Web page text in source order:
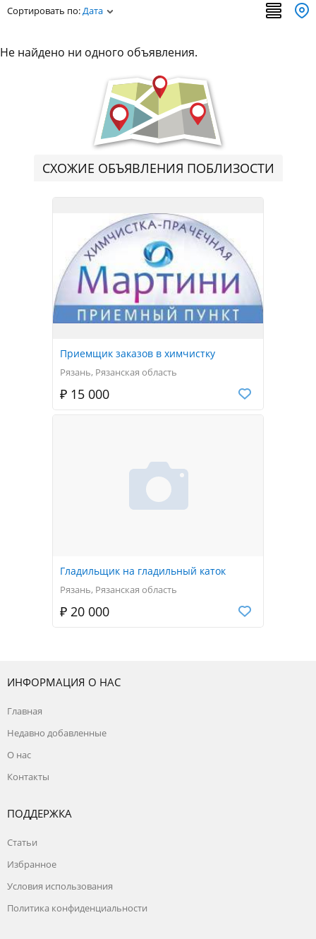
Сортировать по:Дата
Не найдено ни одного объявления.
СХОЖИЕ ОБЪЯВЛЕНИЯ ПОБЛИЗОСТИ
Приемщик заказов в химчистку
Рязань, Рязанская область
₽ 15 000
Гладильщик на гладильный каток
Рязань, Рязанская область
₽ 20 000
ИНФОРМАЦИЯ О НАС
Главная
Недавно добавленные
О нас
Контакты
ПОДДЕРЖКА
Статьи
Избранное
Условия использования
Политика конфиденциальности